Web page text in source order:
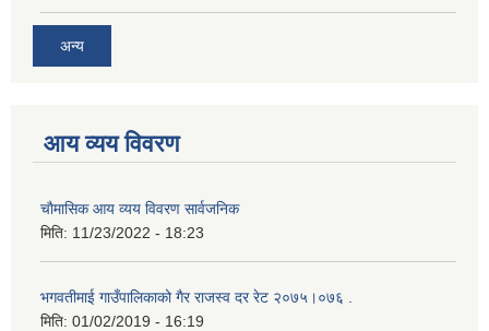
अन्य
आय व्यय विवरण
चाैमासिक आय व्यय विवरण सार्वजनिक
मिति: 11/23/2022 - 18:23
भगवतीमाई गाउँपालिकाको गैर राजस्व दर रेट २०७५।०७६ .
मिति: 01/02/2019 - 16:19